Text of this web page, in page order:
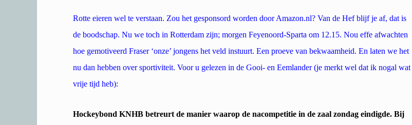
Rotte eieren wel te verstaan. Zou het gesponsord worden door Amazon.nl? Van de Hef blijf je af, dat is
de boodschap. Nu we toch in Rotterdam zijn; morgen Feyenoord-Sparta om 12.15. Nou effe afwachten
hoe gemotiveerd Fraser ‘onze’ jongens het veld instuurt. Een proeve van bekwaamheid. En laten we het
nu dan hebben over sportiviteit. Voor u gelezen in de Gooi- en Eemlander (je merkt wel dat ik nogal wat
vrije tijd heb):
Hockeybond KNHB betreurt de manier waarop de nacompetitie in de zaal zondag eindigde. Bij